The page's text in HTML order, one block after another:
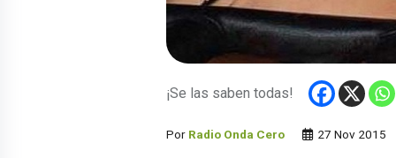
¡Se las saben todas!
Por Radio Onda Cero 27 Nov 2015